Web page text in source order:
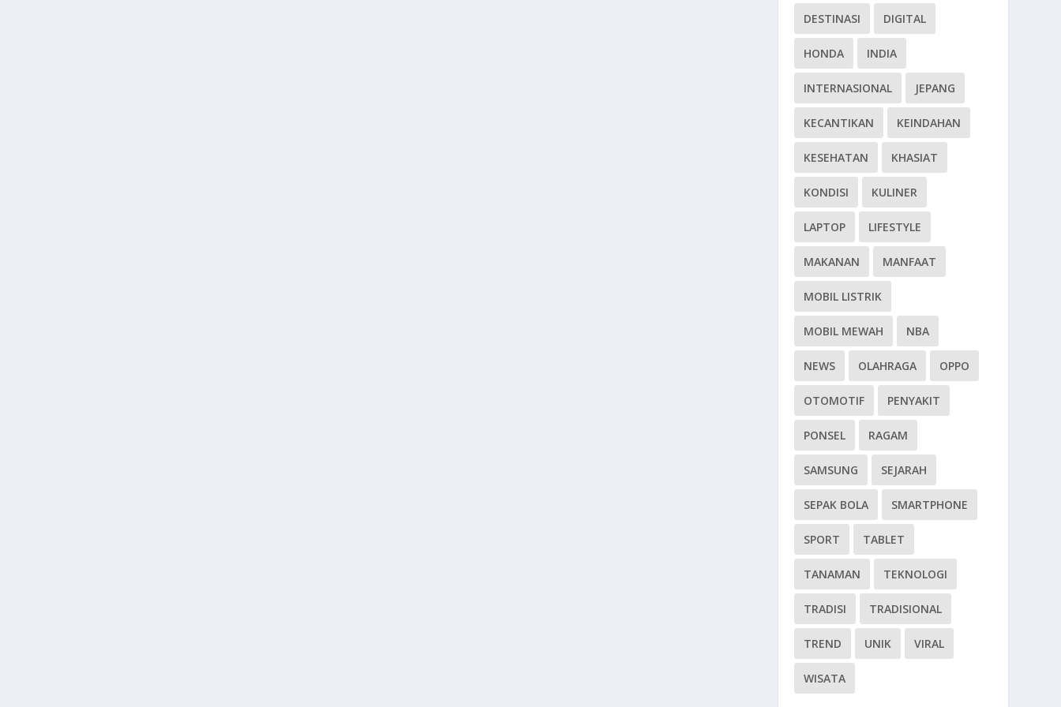
DESTINASI DIGITAL
HONDA INDIA
INTERNASIONAL JEPANG
KECANTIKAN KEINDAHAN
KESEHATAN KHASIAT
KONDISI KULINER
LAPTOP LIFESTYLE
MAKANAN MANFAAT
MOBIL LISTRIK
MOBIL MEWAH NBA
NEWS OLAHRAGA OPPO
OTOMOTIF PENYAKIT
PONSEL RAGAM
SAMSUNG SEJARAH
SEPAK BOLA SMARTPHONE
SPORT TABLET
TANAMAN TEKNOLOGI
TRADISI TRADISIONAL
TREND UNIK VIRAL
WISATA